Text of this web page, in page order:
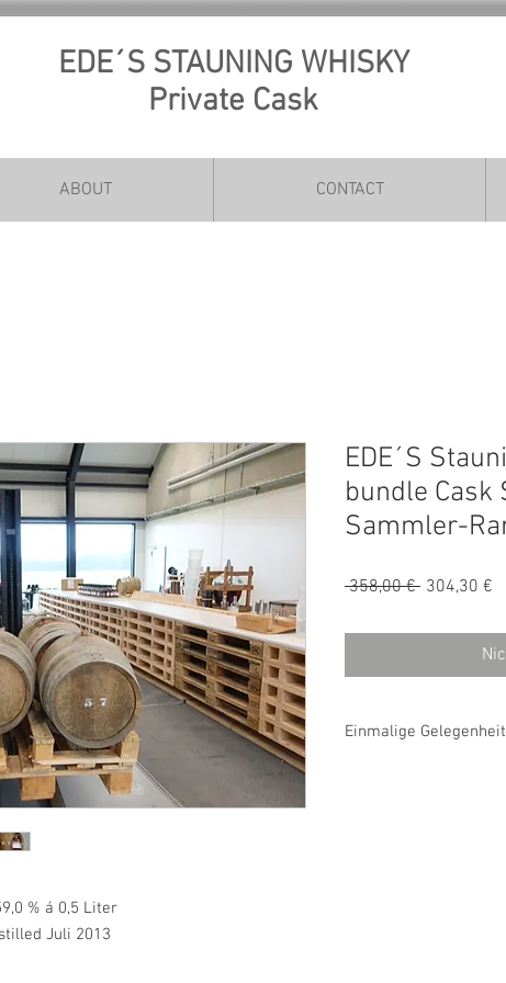
EDE´S STAUNING WHISKY
Private Cask
ABOUT CONTACT
% á 0,5 Liter
Juli 2013
EDE´S
bundle Cask
Sammler-
358,00 € 304,30 €
Einmalige